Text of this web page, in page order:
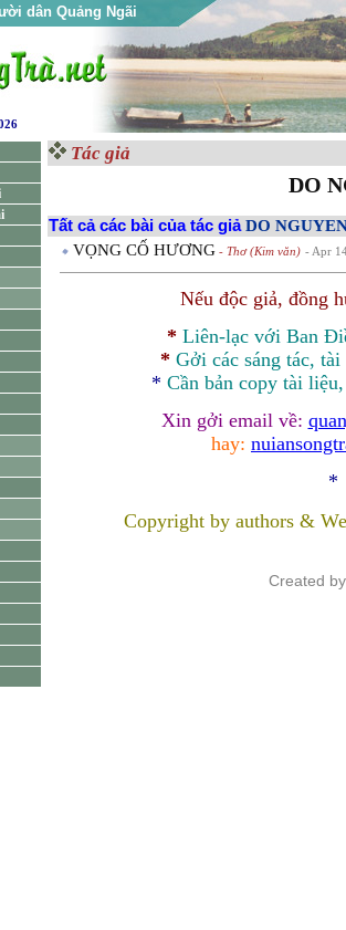
dân Quảng Ngãi
Tác giả
DO
Tất cả các bài của tác giảDO
VỌNG CỐ HƯƠNG - Thơ (Kim văn) - Apr
Nếu độc giả, đồng
* Liên-lạc với Ban
* Gởi các sáng tác,
* Cần bản copy tài
Xin gởi email về:
hay:
*
Copyright by authors &
Created